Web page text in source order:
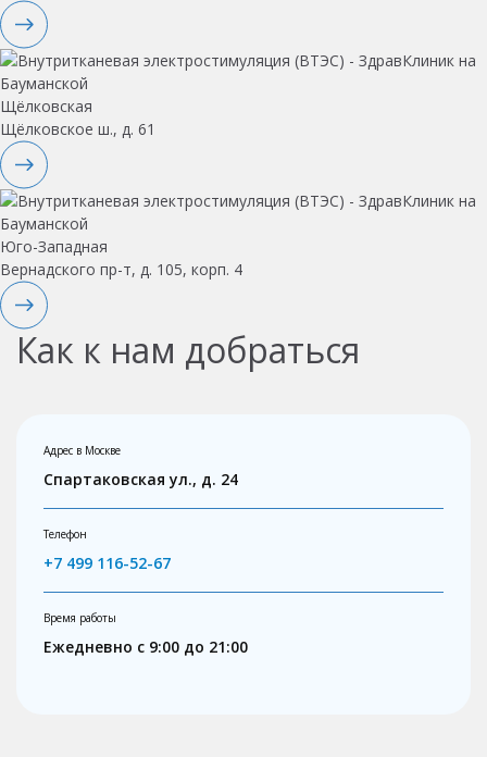
Щёлковская
Щёлковское ш., д. 61
Юго-Западная
Вернадского пр-т, д. 105, корп. 4
Как к нам добраться
Адрес в Москве
Спартаковская ул., д. 24
Телефон
+7 499 116-52-67
Время работы
Ежедневно с 9:00 до 21:00